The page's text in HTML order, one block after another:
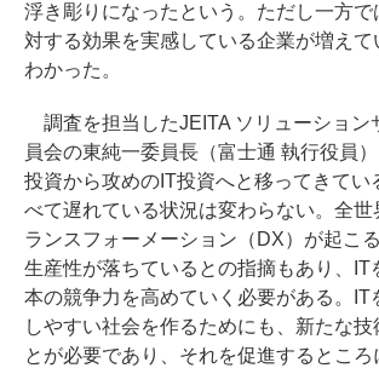
浮き彫りになったという。ただし一方で
対する効果を実感している企業が増えて
わかった。
調査を担当したJEITA ソリューション
員会の東純一委員長（富士通 執行役員
投資から攻めのIT投資へと移ってきてい
べて遅れている状況は変わらない。全世
ランスフォーメーション（DX）が起こ
生産性が落ちているとの指摘もあり、IT
本の競争力を高めていく必要がある。IT
しやすい社会を作るためにも、新たな技
とが必要であり、それを促進するとこ